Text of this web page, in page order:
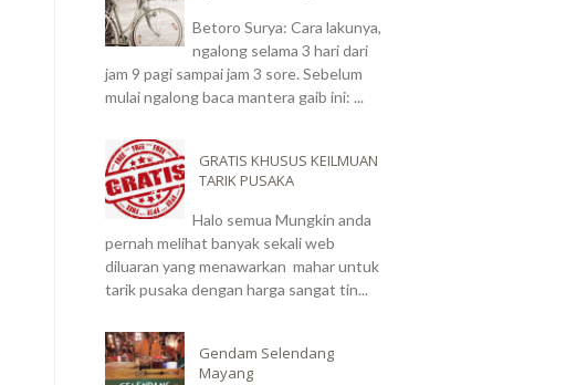
Betoro Surya: Cara lakunya,
ngalong selama 3 hari dari
jam 9 pagi sampai jam 3 sore. Sebelum
mulai ngalong baca mantera gaib ini: ...
GRATIS KHUSUS KEILMUAN
TARIK PUSAKA
Halo semua Mungkin anda
pernah melihat banyak sekali web
diluaran yang menawarkan mahar untuk
tarik pusaka dengan harga sangat tin...
Gendam Selendang
Mayang